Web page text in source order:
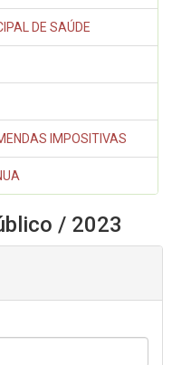
DE SAÚDE
IMPOSITIVAS
/ 2023